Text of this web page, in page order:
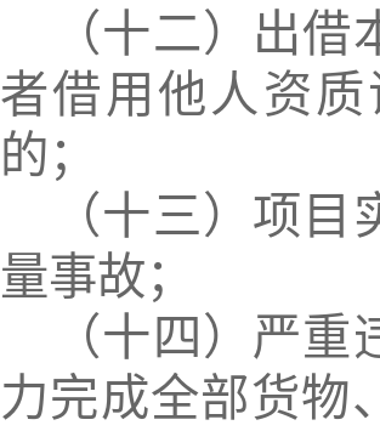
（十二） 出借
者借用他人资
的；
（十三） 项目
量事故；
（十四 ） 严重
力完成全部货物